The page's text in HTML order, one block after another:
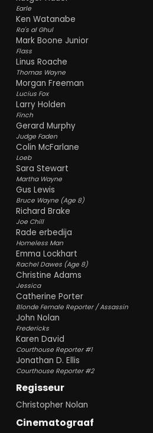
Earle
Ken Watanabe
Ra's al Ghul
Mark Boone Junior
Flass
Linus Roache
Thomas Wayne
Morgan Freeman
Lucius Fox
Larry Holden
Finch
Gerard Murphy
Judge Faden
Colin McFarlane
Loeb
Sara Stewart
Martha Wayne
Gus Lewis
Bruce Wayne (Age 8)
Richard Brake
Joe Chill
Rade erbedija
Homeless Man
Emma Lockhart
Rachel Dawes (Age 8)
Christine Adams
Jessica
Catherine Porter
Blonde Female Reporter / Assassin
John Nolan
Fredericks
Karen David
Courthouse Reporter #1
Jonathan D. Ellis
Courthouse Reporter #2
Regisseur
Christopher Nolan
Cinematograaf